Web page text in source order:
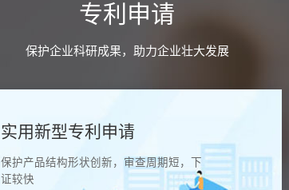
专利申请
保护企业科研成果，助力企业壮大发展
实用新型专利申请
保护产品结构形状创新，审查周期短，下
证较快